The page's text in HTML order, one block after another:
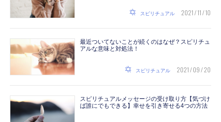
スピリチュアル 2021 / 11 / 10
最近ついてないことが続くのはなぜ？スピリチュ
アルな意味と対処法！
スピリチュアル 2021 / 09 / 20
スピリチュアルメッセージの受け取り方【気づけ
ば誰にでもできる】幸せを引き寄せる4つの方法